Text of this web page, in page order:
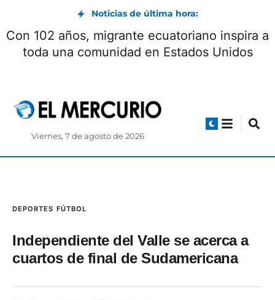
Noticias de última hora:
Con 102 años, migrante ecuatoriano inspira a
toda una comunidad en Estados Unidos
Viernes, 7 de agosto de 2026
DEPORTES FÚTBOL
Independiente del Valle se acerca a
cuartos de final de Sudamericana